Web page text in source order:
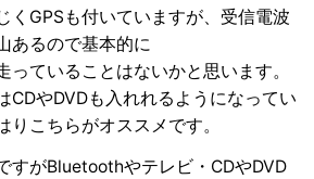
くGPSも付いていますが、受信電波
あるので基本的に
っていることはないかと思います。
CDやDVDも入れれるようになってい
りこちらがオススメです。
すがBluetoothやテレビ・CDやDVD